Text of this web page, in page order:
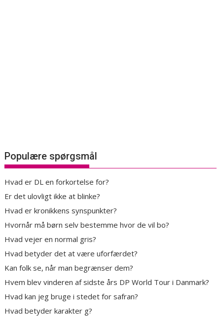
Populære spørgsmål
Hvad er DL en forkortelse for?
Er det ulovligt ikke at blinke?
Hvad er kronikkens synspunkter?
Hvornår må børn selv bestemme hvor de vil bo?
Hvad vejer en normal gris?
Hvad betyder det at være uforfærdet?
Kan folk se, når man begrænser dem?
Hvem blev vinderen af sidste års DP World Tour i Danmark?
Hvad kan jeg bruge i stedet for safran?
Hvad betyder karakter g?